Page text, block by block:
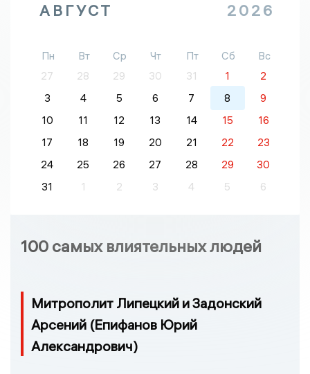
АВГУСТ 2026
Пн Вт Ср Чт Пт Сб
Вс
27
28 29 30 31 1
2
3
4 5 6 7 8
9
10
11 12 13 14 15
16
17
18 19 20 21 22
23
24
25 26 27 28 29
30
31
1 2 3 4 5 6
100 самых влиятельных людей
Митрополит Липецкий и Задонский
Арсений (Епифанов Юрий
Александрович)